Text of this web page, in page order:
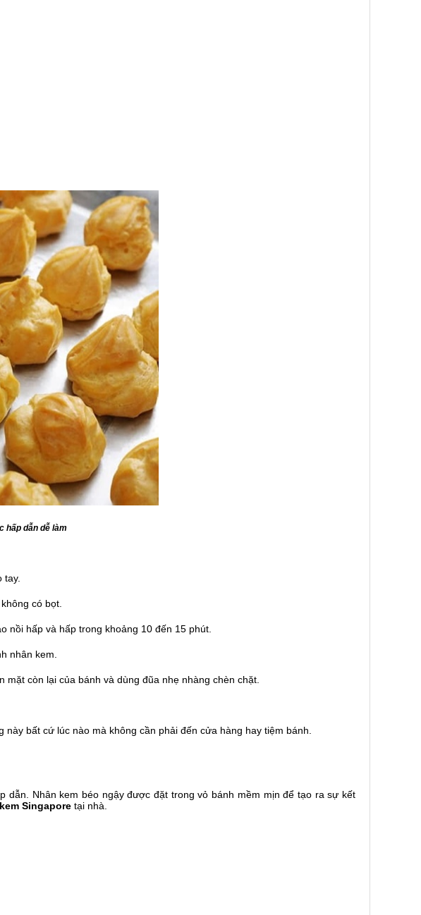
hấp dẫn dễ làm
tay.
có bọt.
nồi hấp và hấp trong khoảng 10 đến 15 phút.
nhân kem.
còn lại của bánh và dùng đũa nhẹ nhàng chèn chặt.
bất cứ lúc nào mà không cần phải đến cửa hàng hay tiệm bánh.
Nhân kem béo ngậy được đặt trong vỏ bánh mềm mịn để tạo ra sự kết
Singapore tại nhà.